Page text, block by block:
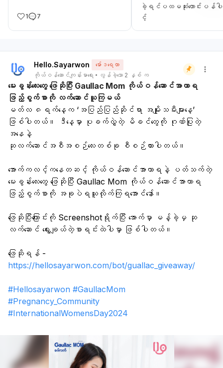
1 7
ခဲ့ရင်ပထမဆုံး​တောင်းပန်
င့်
ရင်း change ထားသူပါ
ဆေးကဒ်ကုန်​တော့လဲ သံဓါတ်အား​ဆ
ရက်​မြောက်​နေ့မှာ
ဒါ​ပေမဲ့ စဖြစ်တဲ့​နေ့မှာ ပုံ
အတုံးကြီးဆင်းလာလို့ လန့်​နေလို့ပ
အနံ့​တော့မရှိပါဘူး
အဲ့တာဘာကြီးလဲရှင့်
အပြင်မှာ OG ပြဖို့လိုလားရှင့်
ကိုက်တာခဲတာ​တော့ နည်းနည်းပဲဖ
တယ် မခံမရပ်နိုင်​အောင်​တေ
တော့ ​​သွေးတိုးထားတာရှိပါတယ်
Hello.Sayarwon
မော်ဒရေတာ
ကိုယ်ဝန်ဆောင်ကျန်းမာရေး
လွန်ခဲ့သော 2 နှစ် က
မေးခွန်းလေးတွေ ဖြေဆိုပြီး Gaullac Mom ကိုယ်ဝန်ဆောင်အာဟာရ
ဖြည့်စွက်စာကို လက်ဆောင်ယူကြမယ်
မတ်လ ၈ရက်နေ့က ‘အပြည်ပြည်ဆိုင်ရာ အမျိုးသမီးများနေ့’
ဖြစ်ပါတယ်။ ဒီနေ့မှာ ပုခက်လွှဲတဲ့ မိခင်တွေကို ဂုဏ်ပြုတဲ့
အနေနဲ့
ဆုလက်ဆောင်အစီအစဉ်လေးတစ်ခု စီစဉ်ထားပါတယ်။
အောက်ကလင့်ကနေတဆင့် ကိုယ်ဝန်ဆောင်အာဟာရနဲ့ ပတ်သက်တဲ့
မေးခွန်းလေးတွေ ဖြေဆိုပြီး Gaullac Mom ကိုယ်ဝန်ဆောင်အာဟာရ
ဖြည့်စွက်စာကို အခုပဲရယူလိုက်ကြရအောင်နော်။
ဖြေဆိုပြီးကြောင်းကို Screenshotရိုက်ပြီး အောက်မှာ မန့်ခဲ့မှ ဆု
လက်ဆောင် ရွေးချယ်တဲ့စာရင်းထဲပါမှာ ဖြစ်ပါတယ်။
https://hellosayarwon.com/bot/guallac_giveaway/
#Hellosayarwon #GaullacMom
#Pregnancy_Community
#InternationalWomensDay2024